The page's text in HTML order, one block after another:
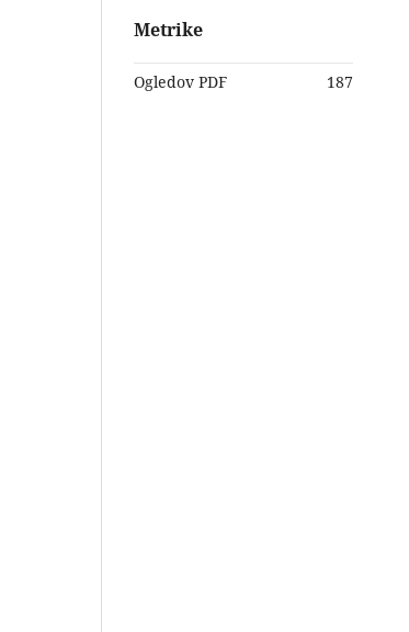
Metrike
Ogledov PDF 187